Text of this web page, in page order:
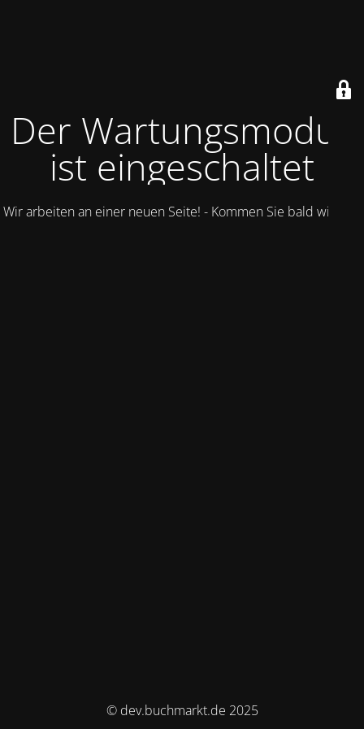
Der Wartungsmodus
ist eingeschaltet
Wir arbeiten an einer neuen Seite! - Kommen Sie bald wieder.
© dev.buchmarkt.de 2025